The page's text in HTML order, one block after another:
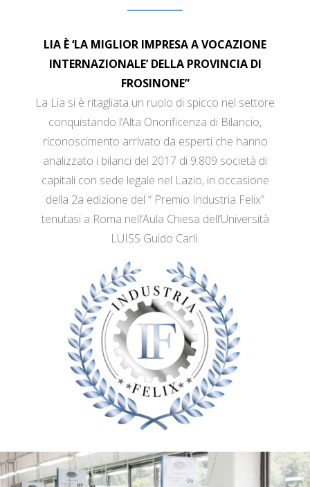
LIA È ‘LA MIGLIOR IMPRESA A VOCAZIONE
INTERNAZIONALE’ DELLA PROVINCIA DI
FROSINONE”
La Lia si è ritagliata un ruolo di spicco nel settore
conquistando l’Alta Onorificenza di Bilancio,
riconoscimento arrivato da esperti che hanno
analizzato i bilanci del 2017 di 9.809 società di
capitali con sede legale nel Lazio, in occasione
della 2a edizione del “ Premio Industria Felix”
tenutasi a Roma nell’Aula Chiesa dell’Università
LUISS Guido Carli.